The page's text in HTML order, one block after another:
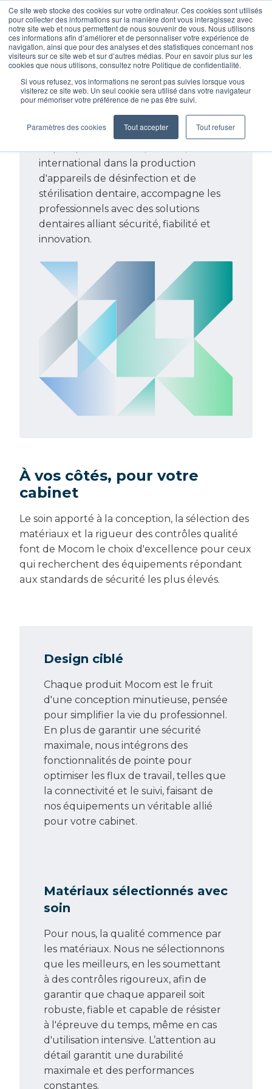
Ce site web stocke des cookies sur votre ordinateur. Ces cookies sont utilisés
pour collecter des informations sur la manière dont vous interagissez avec
notre site web et nous permettent de nous souvenir de vous. Nous utilisons
ces informations afin d’améliorer et de personnaliser votre expérience de
navigation, ainsi que pour des analyses et des statistiques concernant nos
visiteurs sur ce site web et sur d’autres médias. Pour en savoir plus sur les
cookies que nous utilisons, consultez notre Politique de confidentialité.
Si vous refusez, vos informations ne seront pas suivies lorsque vous
visiterez ce site web. Un seul cookie sera utilisé dans votre navigateur
pour mémoriser votre préférence de ne pas être suivi.
Paramètres des cookies Tout accepter Tout refuser
Perfect on every
level
international dans la production
d'appareils de désinfection et de
stérilisation dentaire, accompagne les
professionnels avec des solutions
dentaires alliant sécurité, fiabilité et
innovation.
À vos côtés, pour votre
cabinet
Le soin apporté à la conception, la sélection des
matériaux et la rigueur des contrôles qualité
font de Mocom le choix d'excellence pour ceux
qui recherchent des équipements répondant
aux standards de sécurité les plus élevés.
Design ciblé
Chaque produit Mocom est le fruit
d'une conception minutieuse, pensée
pour simplifier la vie du professionnel.
En plus de garantir une sécurité
maximale, nous intégrons des
fonctionnalités de pointe pour
optimiser les flux de travail, telles que
la connectivité et le suivi, faisant de
nos équipements un véritable allié
pour votre cabinet.
Matériaux sélectionnés avec
soin
Pour nous, la qualité commence par
les matériaux. Nous ne sélectionnons
que les meilleurs, en les soumettant
à des contrôles rigoureux, afin de
garantir que chaque appareil soit
robuste, fiable et capable de résister
à l'épreuve du temps, même en cas
d'utilisation intensive. L’attention au
détail garantit une durabilité
maximale et des performances
constantes.